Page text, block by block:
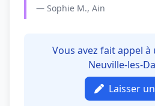
— Sophie M., Ain
Vous avez fait appel
Neuville-les-
Laisser